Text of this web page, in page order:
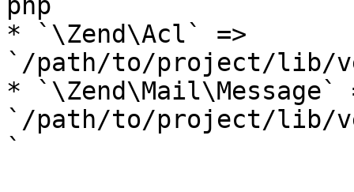
* `\Zend\Acl` =>
`/path/to/project/lib/
* `\Zend\Mail\Message`
`/path/to/project/lib/
`